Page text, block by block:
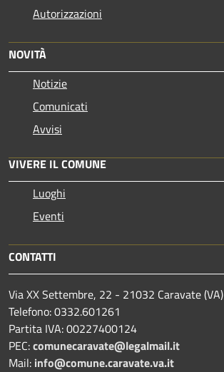
Autorizzazioni
NOVITÀ
Notizie
Comunicati
Avvisi
VIVERE IL COMUNE
Luoghi
Eventi
CONTATTI
Via XX Settembre, 22 - 21032 Caravate (VA)
Telefono: 0332.601261
Partita IVA: 00227400124
PEC:comunecaravate@legalmail.it
Mail: info@comune.caravate.va.it